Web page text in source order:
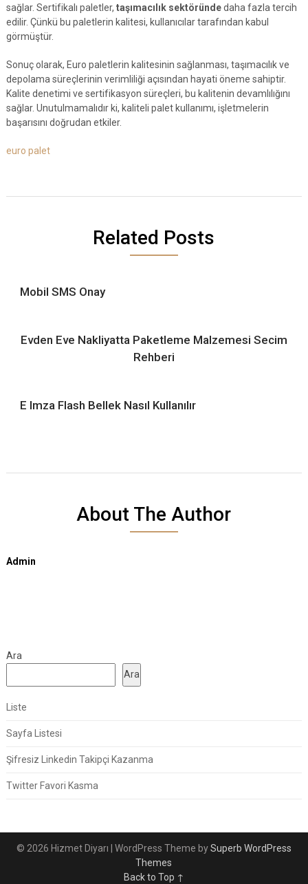
sağlar. Sertifikalı paletler, taşımacılık sektöründedaha fazla tercih
edilir. Çünkü bu paletlerin kalitesi, kullanıcılar tarafından kabul
görmüştür.
Sonuç olarak, Euro paletlerin kalitesinin sağlanması, taşımacılık ve
depolama süreçlerinin verimliliği açısından hayati öneme sahiptir.
Kalite denetimi ve sertifikasyon süreçleri, bu kalitenin devamlılığını
sağlar. Unutulmamalıdır ki, kaliteli palet kullanımı, işletmelerin
başarısını doğrudan etkiler.
euro palet
Related Posts
Mobil SMS Onay
Evden Eve Nakliyatta Paketleme Malzemesi Secim
Rehberi
E Imza Flash Bellek Nasıl Kullanılır
About The Author
Admin
Ara
Ara
Liste
Sayfa Listesi
Şifresiz Linkedin Takipçi Kazanma
Twitter Favori Kasma
© 2026 Hizmet Diyarı | WordPress Theme bySuperb WordPress
Themes
Back to Top ↑